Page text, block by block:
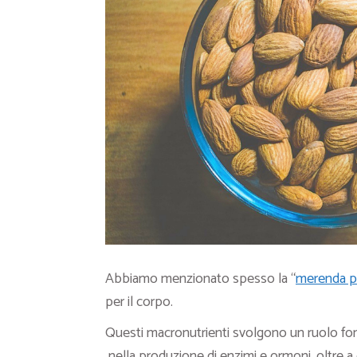
Abbiamo menzionato spesso la “merenda
per il corpo.
Questi macronutrienti svolgono un ruolo